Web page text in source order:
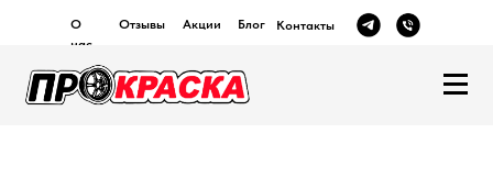
Контакты
О
нас
Отзывы Акции Блог